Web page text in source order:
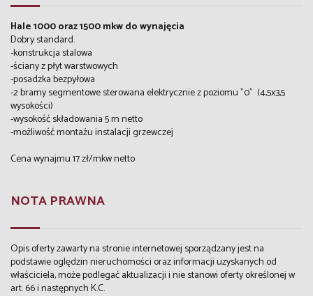
Hale 1000 oraz 1500 mkw do wynajęcia
Dobry standard.
-konstrukcja stalowa
-ściany z płyt warstwowych
-posadzka bezpyłowa
-2 bramy segmentowe sterowana elektrycznie z poziomu "0" (4,5x3,5
wysokości)
-wysokość składowania 5 m netto
-możliwość montażu instalacji grzewczej
Cena wynajmu 17 zł/mkw netto
NOTA PRAWNA
Opis oferty zawarty na stronie internetowej sporządzany jest na
podstawie oględzin nieruchomości oraz informacji uzyskanych od
właściciela, może podlegać aktualizacji i nie stanowi oferty określonej w
art. 66 i następnych K.C.